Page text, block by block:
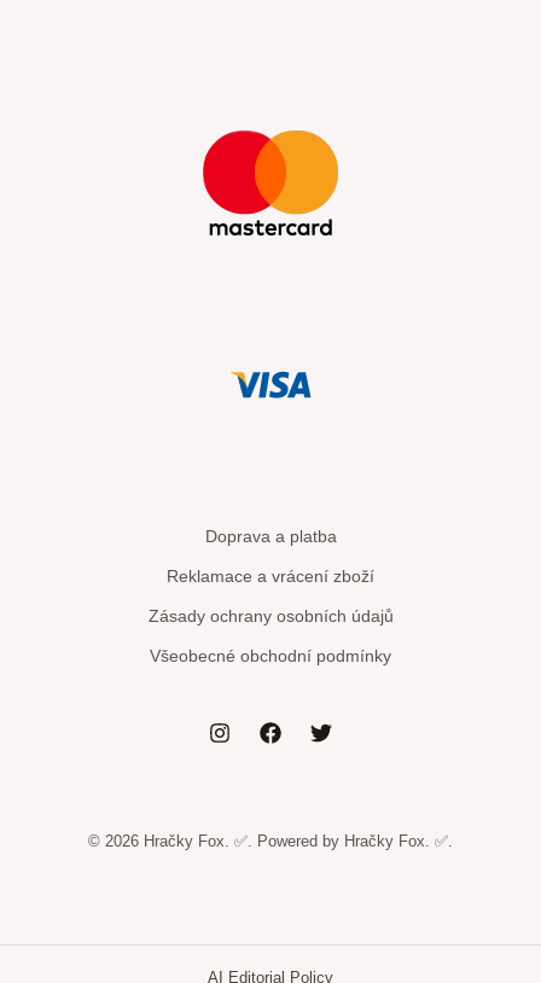
Doprava a platba
Reklamace a vrácení zboží
Zásady ochrany osobních údajů
Všeobecné obchodní podmínky
© 2026 Hračky Fox. ✅. Powered by Hračky Fox. ✅.
AI Editorial Policy